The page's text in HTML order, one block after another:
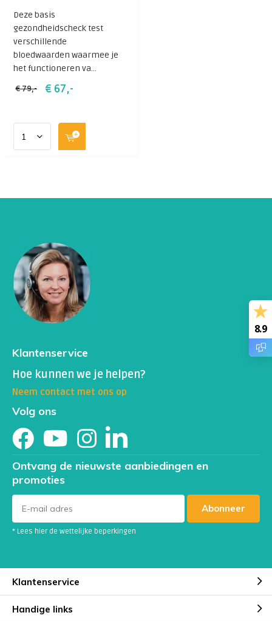
Deze basis
gezondheidscheck test
verschillende
bloedwaarden waarmee je
het functioneren va...
€ 79,- € 67,-
Klantenservice
Hoe kunnen we je helpen?
Neem contact met ons op
Volg ons
Ontvang de nieuwste aanbiedingen en
promoties
Abonneer
* Lees hier de wettelijke beperkingen
Klantenservice
Handige links
8.9